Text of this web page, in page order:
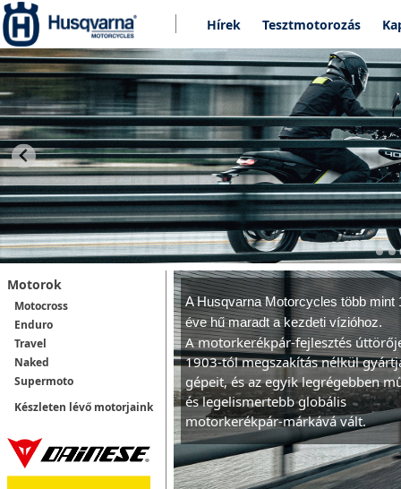
Hírek Tesztmotorozás
Motorok
Motocross
Enduro
Travel
Naked
Supermoto
Készleten lévő motorjaink
A Husqvarna Motorcycles több mint
éve hű maradt a kezdeti vízióhoz.
A motorkerékpár-fejlesztés
1903-tól megszakítás nélkül
gépeit, és az egyik legrégebben
és legelismertebb globális
motorkerékpár-márkává vált.